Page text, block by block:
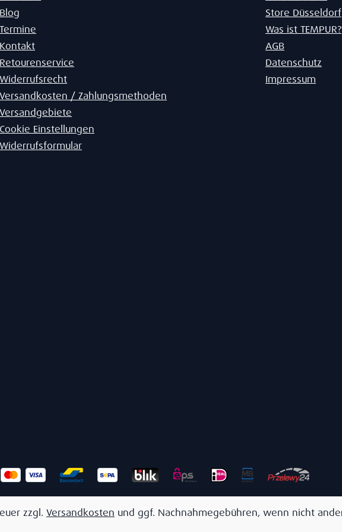
Blog
Termine
Kontakt
Retourenservice
Widerrufsrecht
Versandkosten / Zahlungsmethoden
Versandgebiete
Cookie Einstellungen
Widerrufsformular
Store Düsseldorf
Was ist TEMPUR?
AGB
Datenschutz
Impressum
zzgl. Versandkosten und ggf. Nachnahmegebühren, wenn nicht